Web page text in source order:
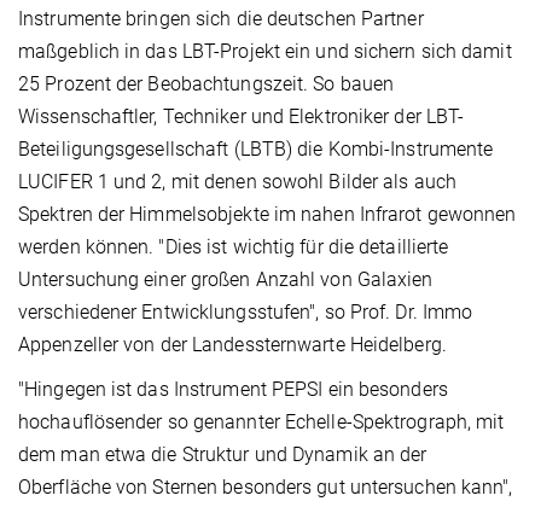
Instrumente bringen sich die deutschen Partner
maßgeblich in das LBT-Projekt ein und sichern sich damit
25 Prozent der Beobachtungszeit. So bauen
Wissenschaftler, Techniker und Elektroniker der LBT-
Beteiligungsgesellschaft (LBTB) die Kombi-Instrumente
LUCIFER 1 und 2, mit denen sowohl Bilder als auch
Spektren der Himmelsobjekte im nahen Infrarot gewonnen
werden können. "Dies ist wichtig für die detaillierte
Untersuchung einer großen Anzahl von Galaxien
verschiedener Entwicklungsstufen", so Prof. Dr. Immo
Appenzeller von der Landessternwarte Heidelberg.
"Hingegen ist das Instrument PEPSI ein besonders
hochauflösender so genannter Echelle-Spektrograph, mit
dem man etwa die Struktur und Dynamik an der
Oberfläche von Sternen besonders gut untersuchen kann",